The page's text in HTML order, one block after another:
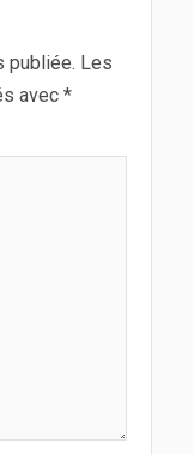
publiée. Les
avec *